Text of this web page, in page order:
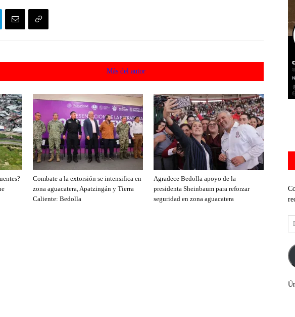
Más del autor
Combate a la extorsión se intensifica en
zona aguacatera, Apatzingán y Tierra
Caliente: Bedolla
Agradece Bedolla apoyo de la
presidenta Sheinbaum para reforzar
seguridad en zona aguacatera
de